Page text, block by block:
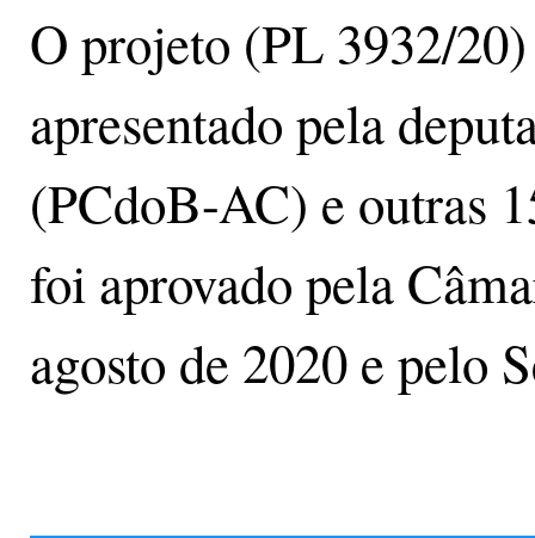
O projeto (PL 3932/
apresentado pela
(PCdoB-AC) e outras
foi aprovado pela
agosto de 2020 e pelo